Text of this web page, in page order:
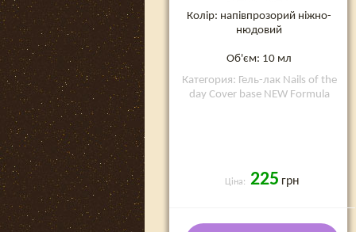
Колір: напівпрозорий ніжно-
нюдовий
Об'єм: 10 мл
Категория: Гель-лак Nails of the
day Cover base NEW Formula
Ціна: 225 грн